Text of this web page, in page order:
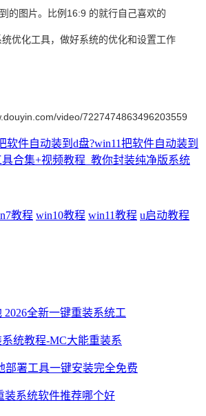
的图片。比例16:9 的就行自己喜欢的
优化工具，做好系统的优化和设置工作
video/7227474863496203559
软件自动装到d盘?win11把软件自动装到
合集+视频教程_教你封装纯净版系统
教程 win10教程 win11教程 u启动教程
2026全新一键重装系统工
统教程-MC大能重装系
部署工具一键安装完全免费
装系统软件推荐哪个好